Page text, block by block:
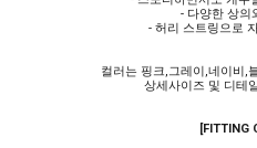
- 다양한 상의
- 허리 스트링으로
컬러는 핑크,그레이,네이비,
상세사이즈 및 디테
[FITTING